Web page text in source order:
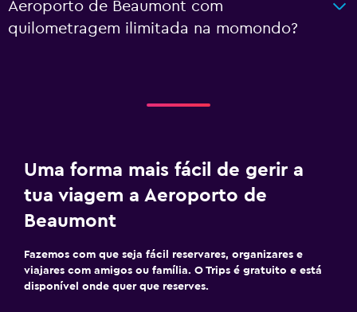
Aeroporto de Beaumont com
quilometragem ilimitada na momondo?
Uma forma mais fácil de gerir a
tua viagem a Aeroporto de
Beaumont
Fazemos com que seja fácil reservares, organizares e
viajares com amigos ou família. O Trips é gratuito e está
disponível onde quer que reserves.